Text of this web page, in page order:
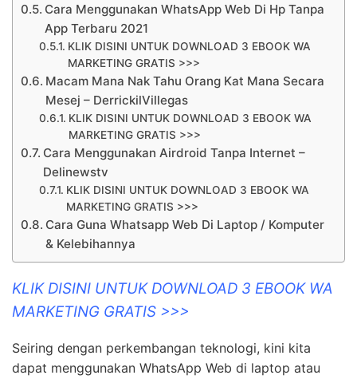
Cara Menggunakan WhatsApp Web Di Hp Tanpa
App Terbaru 2021
KLIK DISINI UNTUK DOWNLOAD 3 EBOOK WA
MARKETING GRATIS >>>
Macam Mana Nak Tahu Orang Kat Mana Secara
Mesej – DerrickilVillegas
KLIK DISINI UNTUK DOWNLOAD 3 EBOOK WA
MARKETING GRATIS >>>
Cara Menggunakan Airdroid Tanpa Internet –
Delinewstv
KLIK DISINI UNTUK DOWNLOAD 3 EBOOK WA
MARKETING GRATIS >>>
Cara Guna Whatsapp Web Di Laptop / Komputer
& Kelebihannya
KLIK DISINI UNTUK DOWNLOAD 3 EBOOK WA
MARKETING GRATIS >>>
Seiring dengan perkembangan teknologi, kini kita
dapat menggunakan WhatsApp Web di laptop atau